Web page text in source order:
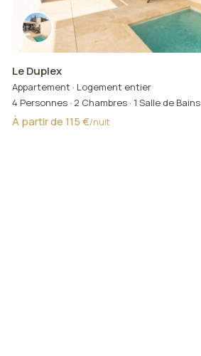
Le Duplex
Appartement · Logement entier
4 Personnes · 2 Chambres · 1 Salle de Bains
À partir de 115 €/nuit